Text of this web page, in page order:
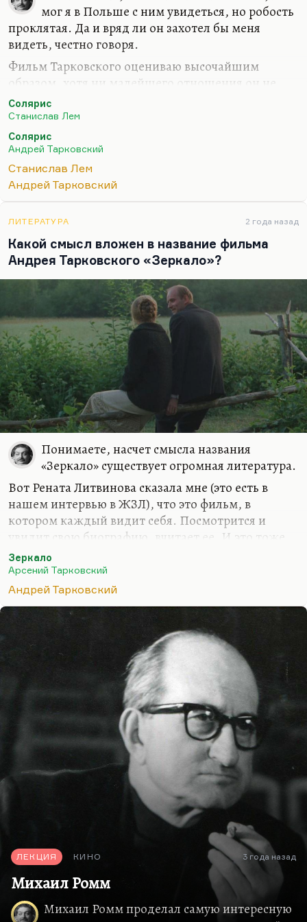
мог я в Польше с ним увидеться, но робость
проклятая. Да и вряд ли он захотел бы меня
видеть, честно говоря.
Фильм Тарковского оцениваю высочайшим
образом, хотя ни малейшего отношения он не
имеет к роману Станислава Лема. То есть, имеет,
но такое, весьма и весьма касательное.
Станислав Лем был прав: это экранизация других
представлений. Про другое фильм. В романе же
всё довольно глубоко и неоднозначно. Может, он
посылает им этих существ, этих фантомов (даже
неодушевленном выражении), потому что он всё-
таки воспринимает их как живых. Может, Океан
пытается сделать им таким образом одолжение,
посылая тех, кого…
Солярис
Станислав Лем
Солярис
Андрей Тарковский
Станислав Лем
Андрей Тарковский
ЛИТЕРАТУРА 2 года назад
Какой смысл вложен в название фильма
Андрея Тарковского «Зеркало»?
Понимаете, насчет смысла названия
«Зеркало» существует огромная литература.
Вот Рената Литвинова сказала мне (это есть в
нашем интервью в ЖЗЛ), что это фильм, в
котором каждый видит себя. Посмотрится и
увидит свою биографию, вчитает ее. И это тоже
вполне имеет право на трактовку. Я считаю, что
там другая метафора: что мы, наша жизнь — это
зеркало жизни родителей. Что мы, хотим или
нет, но отражаем их и не можем прожить другую
жизнь. Потому что мы на это обречены.
Мать моя считает, что это разбитое зеркало,
потому что память героя преподносит ему только
осколки в том смысле, в каком «Разбитая жизнь
или Волшебный рог Оберона» — разбитая жизнь,
потому что она разбита на осколки. Каждый
будет…
Зеркало
Арсений Тарковский
Андрей Тарковский
ЛЕКЦИЯ КИНО 3 года назад
Михаил Ромм
Михаил Ромм проделал самую интересную